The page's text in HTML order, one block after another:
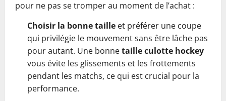
pour ne pas se tromper au moment de l’achat :
Choisir la bonne taille et préférer une coupe
qui privilégie le mouvement sans être lâche pas
pour autant. Une bonnetaille culotte hockey
vous évite les glissements et les frottements
pendant les matchs, ce qui est crucial pour la
performance.